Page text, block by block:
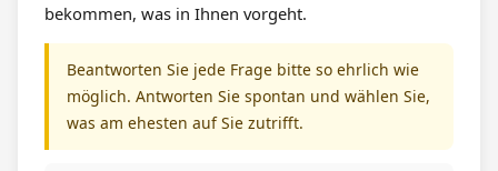
bekommen, was in Ihnen vorgeht.
Beantworten Sie jede Frage bitte so ehrlich wie
möglich. Antworten Sie spontan und wählen Sie,
was am ehesten auf Sie zutrifft.